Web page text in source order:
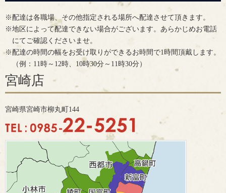
※配達は各職場、その他指定される場所へ配達させて頂きます。
※地区によって配達できない場合がございます。あらかじめお電話
にてご確認くださいませ。
※配達の時間の幅をお受け取りができるお時間で1時間頂戴します。
（例：11時～12時、10時30分～11時30分）
宮崎店
宮崎県宮崎市柳丸町144